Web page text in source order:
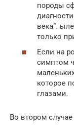
породы
века”.
только
Если на
симптом
которое
глазами.
Во втором